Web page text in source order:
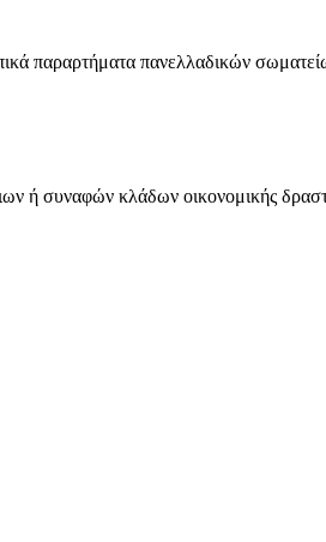
παραρτήματα πανελλαδικών
ή συναφών κλάδων οικονομικής